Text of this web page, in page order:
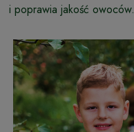
i poprawia jakość owoców.